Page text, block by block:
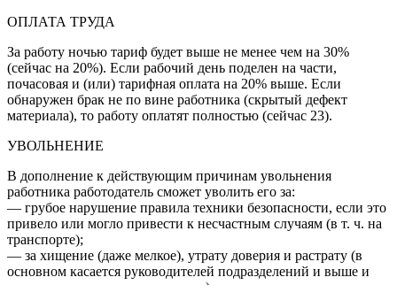
ОПЛАТА ТРУДА
За работу ночью тариф будет выше не менее чем на 30%
(сейчас на 20%). Если рабочий день поделен на части,
почасовая и (или) тарифная оплата на 20% выше. Если
обнаружен брак не по вине работника (скрытый дефект
материала), то работу оплатят полностью (сейчас 23).
УВОЛЬНЕНИЕ
В дополнение к действующим причинам увольнения
работника работодатель сможет уволить его за:
— грубое нарушение правила техники безопасности, если это
привело или могло привести к несчастным случаям (в т. ч. на
транспорте);
— за хищение (даже мелкое), утрату доверия и растрату (в
основном касается руководителей подразделений и выше и